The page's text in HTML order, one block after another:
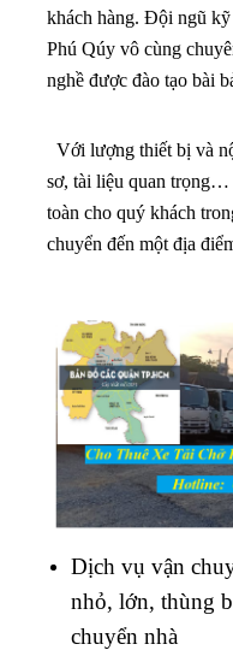
khách hàng. Đội ngũ
Phú Qúy vô cùng
nghề được đào tạo bài
Với lượng thiết bị và
sơ, tài liệu quan trọng…
toàn cho quý khách
chuyển đến một địa
Dịch vụ vận
nhỏ, lớn, thùng
chuyển nhà